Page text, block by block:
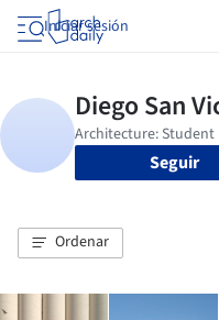
Iniciar sesión
Seguir
Ordenar